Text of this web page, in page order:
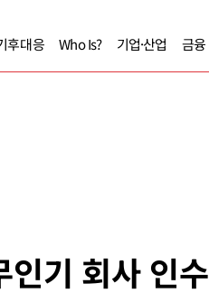
후대응 Who Is? 기업·산업 금융
기 회사 인수